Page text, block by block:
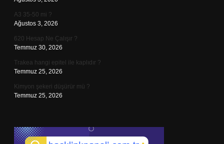
A3 35-50 mi ?
Ağustos 3, 2026
620 Hesap Ne Çalışır ?
Temmuz 30, 2026
Trakea hangi epitel ile kaplıdır ?
Temmuz 25, 2026
Kimyon şekeri düşürür mü ?
Temmuz 25, 2026